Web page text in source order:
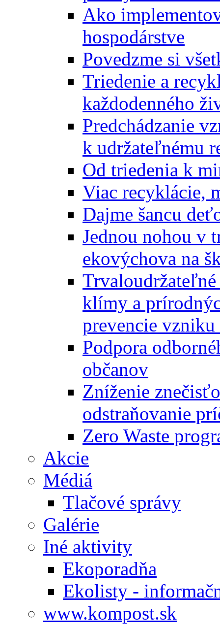
Ako
hospodárstve
Povedzme si
Triedenie a
každodenného
Predchádzanie
k udržateľnému
Od triedenia k
Viac recyklácie,
Dajme šancu
Jednou nohou v
ekovýchova na
klímy a
prevencie vzniku
Podpora
občanov
Zníženie
odstraňovanie
Zero Waste
Akcie
Médiá
Tlačové správy
Galérie
Iné aktivity
Ekoporadňa
Ekolisty -
www.kompost.sk